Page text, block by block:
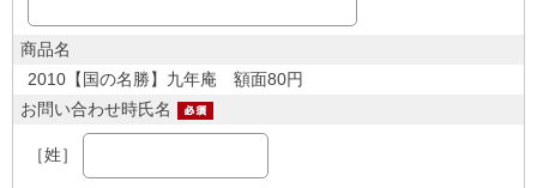
商品名
2010【国の名勝】九年庵 額面80円
お問い合わせ時氏名
［姓］